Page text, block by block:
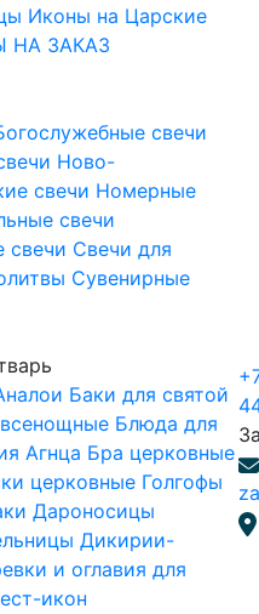
Иконы на Царские
НА ЗАКАЗ
свечи
Ново-
свечи Номерные
свечи
свечи Свечи для
Сувенирные
Баки для святой
Блюда для
Агнца Бра церковные
церковные Голгофы
Дароносицы
Дикирии-
и оглавия для
икон